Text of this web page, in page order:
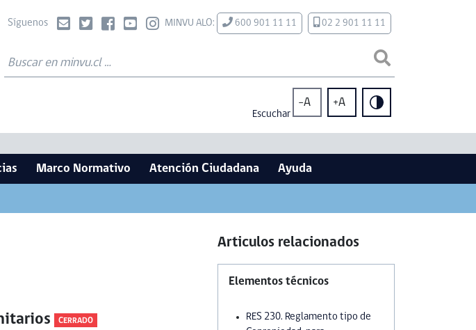
Síguenos MINVU ALO: 600 901 11 11 02 2 901 11 11
Escuchar
-A +A
Marco Normativo Atención Ciudadana Ayuda
CERRADO
Articulos relacionados
Elementos técnicos
RES 230. Reglamento tipo de